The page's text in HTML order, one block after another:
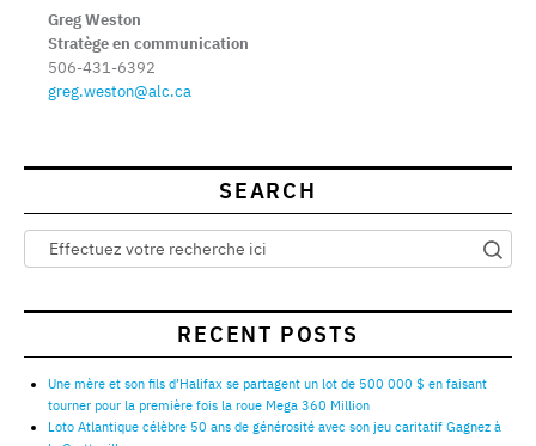
Greg Weston
Stratège en communication
506-431-6392
greg.weston@alc.ca
SEARCH
RECENT POSTS
Une mère et son fils d’Halifax se partagent un lot de 500 000 $ en faisant
tourner pour la première fois la roue Mega 360 Million
Loto Atlantique célèbre 50 ans de générosité avec son jeu caritatif Gagnez à